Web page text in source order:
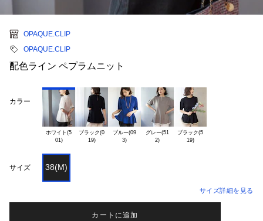
OPAQUE.CLIP
OPAQUE.CLIP
配色ライン ペプラムニット
カラー
ホワイト(5
01)
ブラック(0
19)
ブルー(09
グレー(51
ブラック(5
19)
サイズ 38(M)
サイズ詳細を見る
カートに追加